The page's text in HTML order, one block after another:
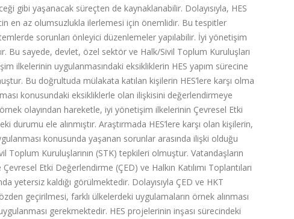
gibi yaşanacak süreçten de kaynaklanabilir. Dolayısıyla, HES
en az olumsuzlukla ilerlemesi için önemlidir. Bu tespitler
sorunları önleyici düzenlemeler yapılabilir. İyi yönetişim
Bu sayede, devlet, özel sektör ve Halk/Sivil Toplum Kuruluşları
ilkelerinin uygulanmasındaki eksikliklerin HES yapım sürecine
Bu doğrultuda mülakata katılan kişilerin HES’lere karşı olma
konusundaki eksikliklerle olan ilişkisini değerlendirmeye
olayından hareketle, iyi yönetişim ilkelerinin Çevresel Etki
durumu ele alınmıştır. Araştırmada HES’lere karşı olan kişilerin,
konusunda yaşanan sorunlar arasında ilişki olduğu
Kuruluşlarının (STK) tepkileri olmuştur. Vatandaşların
Etki Değerlendirme (ÇED) ve Halkın Katılımı Toplantıları
yetersiz kaldığı görülmektedir. Dolayısıyla ÇED ve HKT
geçirilmesi, farklı ülkelerdeki uygulamaların örnek alınması
gerekmektedir. HES projelerinin inşası sürecindeki